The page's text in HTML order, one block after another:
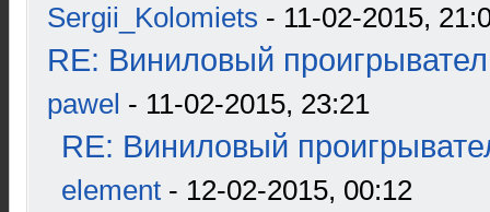
Sergii_Kolomiets - 11-02-2015,
RE: Виниловый
pawel - 11-02-2015, 23:21
RE: Виниловый
element - 12-02-2015, 00:12